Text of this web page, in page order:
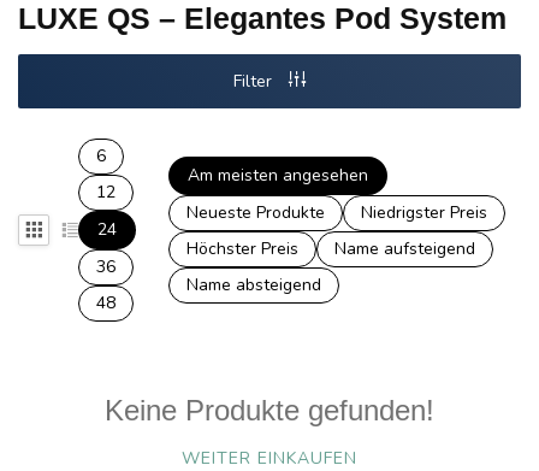
LUXE QS – Elegantes Pod System
Filter
6
12
24
36
48
Am meisten angesehen
Neueste Produkte
Niedrigster Preis
Höchster Preis
Name aufsteigend
Name absteigend
Keine Produkte gefunden!
WEITER EINKAUFEN